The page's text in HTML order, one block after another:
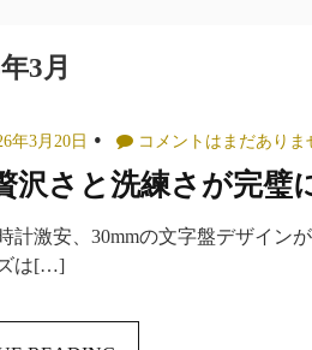
3月
年3月20日 コメントはまだありま
沢さと洗練さが完璧
計激安、30mmの文字盤デザイン
は[…]